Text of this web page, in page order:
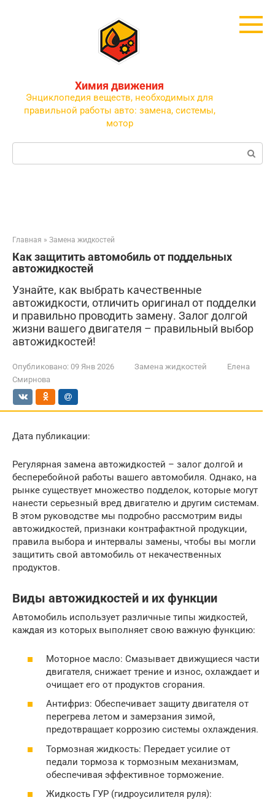
Химия движения
Энциклопедия веществ, необходимых для
правильной работы авто: замена, системы,
мотор
Поиск:
Главная » Замена жидкостей
Как защитить автомобиль от поддельных
автожидкостей
Узнайте, как выбрать качественные
автожидкости, отличить оригинал от подделки
и правильно проводить замену. Залог долгой
жизни вашего двигателя – правильный выбор
автожидкостей!
Опубликовано: 09 Янв 2026 Замена жидкостей
Елена
Смирнова
Дата публикации:
Регулярная замена автожидкостей – залог долгой и
бесперебойной работы вашего автомобиля. Однако, на
рынке существует множество подделок, которые могут
нанести серьезный вред двигателю и другим системам.
В этом руководстве мы подробно рассмотрим виды
автожидкостей, признаки контрафактной продукции,
правила выбора и интервалы замены, чтобы вы могли
защитить свой автомобиль от некачественных
продуктов.
Виды автожидкостей и их функции
Автомобиль использует различные типы жидкостей,
каждая из которых выполняет свою важную функцию:
Моторное масло: Смазывает движущиеся части
двигателя, снижает трение и износ, охлаждает и
очищает его от продуктов сгорания.
Антифриз: Обеспечивает защиту двигателя от
перегрева летом и замерзания зимой,
предотвращает коррозию системы охлаждения.
Тормозная жидкость: Передает усилие от
педали тормоза к тормозным механизмам,
обеспечивая эффективное торможение.
Жидкость ГУР (гидроусилителя руля):